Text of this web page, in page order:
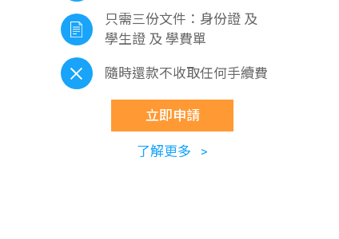
只需三份文件：身份證 及
學生證 及 學費單
隨時還款不收取任何手續費
立即申請
了解更多 >